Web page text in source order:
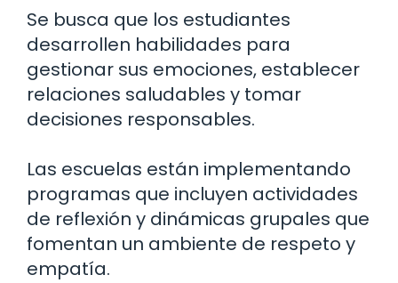
Se busca que los estudiantes
desarrollen habilidades para
gestionar sus emociones, establecer
relaciones saludables y tomar
decisiones responsables.
Las escuelas están implementando
programas que incluyen actividades
de reflexión y dinámicas grupales que
fomentan un ambiente de respeto y
empatía.